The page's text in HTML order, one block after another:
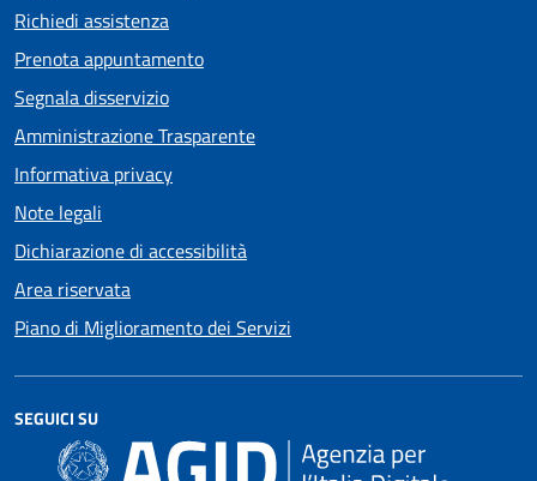
Richiedi assistenza
Prenota appuntamento
Segnala disservizio
Amministrazione Trasparente
Informativa privacy
Note legali
Dichiarazione di accessibilità
Area riservata
Piano di Miglioramento dei Servizi
SEGUICI SU